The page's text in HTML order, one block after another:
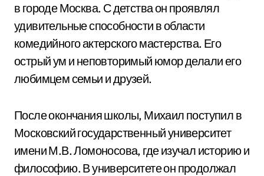
в городе Москва. С детства он проявлял
удивительные способности в области
комедийного актерского мастерства. Его
острый ум и неповторимый юмор делали его
любимцем семьи и друзей.
После окончания школы, Михаил поступил в
Московский государственный университет
имени М.В. Ломоносова, где изучал историю и
философию. В университете он продолжал